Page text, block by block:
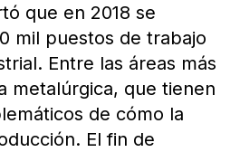
que en 2018 se
mil puestos de trabajo
Entre las áreas más
metalúrgica, que tienen
de cómo la
El fin de